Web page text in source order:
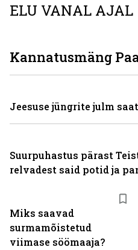
ELU VANAL AJAL
Miks saavad
surmamõistetud
viimase söömaaja?
Kannatusmäng
Jeesuse jüngrite julm
Suurpuhastus pärast
relvadest said potid ja